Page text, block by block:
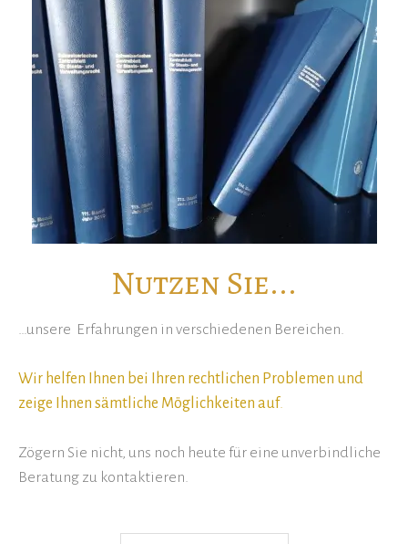
Nutzen Sie...
…unsere Erfahrungen in verschiedenen Bereichen.
Wir helfen Ihnen bei Ihren rechtlichen Problemen und
zeige Ihnen sämtliche Möglichkeiten auf.
Zögern Sie nicht, uns noch heute für eine unverbindliche
Beratung zu kontaktieren.